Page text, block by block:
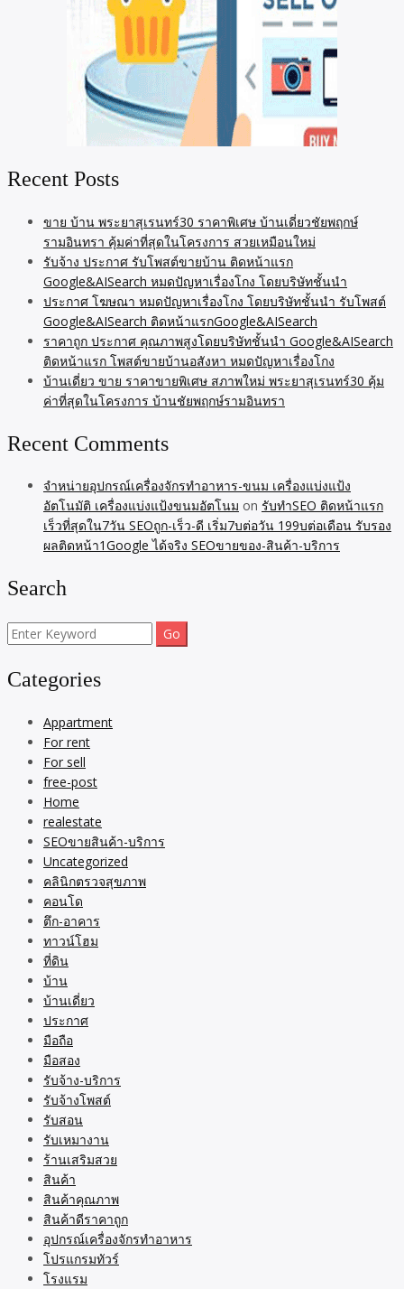
Recent Posts
ขาย บ้าน พระยาสุเรนทร์30 ราคาพิเศษ บ้านเดี่ยวชัยพฤกษ์
รามอินทรา คุ้มค่าที่สุดในโครงการ สวยเหมือนใหม่
รับจ้าง ประกาศ รับโพสต์ขายบ้าน ติดหน้าแรก
Google&AISearch หมดปัญหาเรื่องโกง โดยบริษัทชั้นนำ
ประกาศ โฆษณา หมดปัญหาเรื่องโกง โดยบริษัทชั้นนำ รับโพสต์
Google&AISearch ติดหน้าแรกGoogle&AISearch
ราคาถูก ประกาศ คุณภาพสูงโดยบริษัทชั้นนำ Google&AISearch
ติดหน้าแรก โพสต์ขายบ้านอสังหา หมดปัญหาเรื่องโกง
บ้านเดี่ยว ขาย ราคาขายพิเศษ สภาพใหม่ พระยาสุเรนทร์30 คุ้ม
ค่าที่สุดในโครงการ บ้านชัยพฤกษ์รามอินทรา
Recent Comments
จำหน่ายอุปกรณ์เครื่องจักรทำอาหาร-ขนม เครื่องแบ่งแป้ง
อัตโนมัติ เครื่องแบ่งแป้งขนมอัตโนม on รับทำSEO ติดหน้าแรก
เร็วที่สุดใน7วัน SEOถูก-เร็ว-ดี เริ่ม7บต่อวัน 199บต่อเดือน รับรอง
ผลติดหน้า1Google ได้จริง SEOขายของ-สินค้า-บริการ
Search
Search
for:
Categories
Appartment
For rent
For sell
free-post
Home
realestate
SEOขายสินค้า-บริการ
Uncategorized
คลินิกตรวจสุขภาพ
คอนโด
ตึก-อาคาร
ทาวน์โฮม
ที่ดิน
บ้าน
บ้านเดี่ยว
ประกาศ
มือถือ
มือสอง
รับจ้าง-บริการ
รับจ้างโพสต์
รับสอน
รับเหมางาน
ร้านเสริมสวย
สินค้า
สินค้าคุณภาพ
สินค้าดีราคาถูก
อุปกรณ์เครื่องจักรทำอาหาร
โปรแกรมทัวร์
โรงแรม